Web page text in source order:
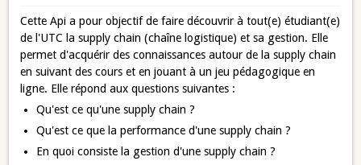
Cette Api a pour objectif de faire découvrir à tout(e) étudiant(e)
de l'UTC la supply chain (chaîne logistique) et sa gestion. Elle
permet d'acquérir des connaissances autour de la supply chain
en suivant des cours et en jouant à un jeu pédagogique en
ligne. Elle répond aux questions suivantes :
Qu'est ce qu'une supply chain ?
Qu'est ce que la performance d'une supply chain ?
En quoi consiste la gestion d'une supply chain ?